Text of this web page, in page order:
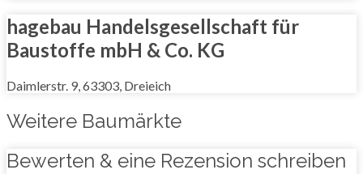
hagebau Handelsgesellschaft für
Baustoffe mbH & Co. KG
Daimlerstr. 9, 63303, Dreieich
Weitere Baumärkte
Bewerten & eine Rezension schreiben